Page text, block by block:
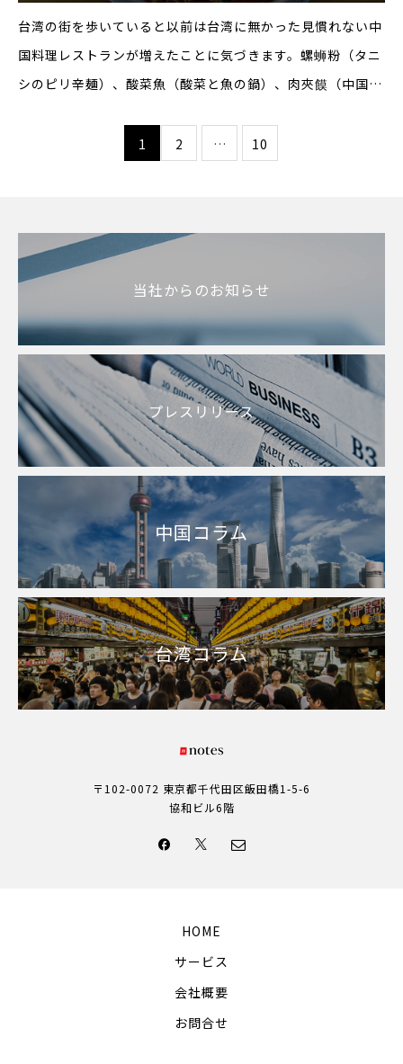
台湾の街を歩いていると以前は台湾に無かった見慣れない中
国料理レストランが増えたことに気づきます。螺蛳粉（タニ
シのピリ辛麺）、酸菜魚（酸菜と魚の鍋）、肉夾饃（中国式
様のスイーツ）、串串（四川式串料理）など、数え始めたら
1 2 … 10
当社からのお知らせ
プレスリリース
中国コラム
台湾コラム
〒102-0072 東京都千代田区飯田橋1-5-6
協和ビル6階
HOME
サービス
会社概要
お問合せ